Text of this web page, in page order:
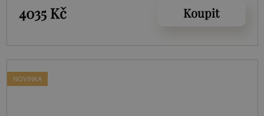
4035 Kč
Koupit
NOVINKA